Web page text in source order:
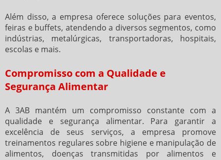
Além disso, a empresa oferece soluções para eventos,
feiras e buffets, atendendo a diversos segmentos, como
indústrias, metalúrgicas, transportadoras, hospitais,
escolas e mais.
Compromisso com a Qualidade e
Segurança Alimentar
A 3AB mantém um compromisso constante com a
qualidade e segurança alimentar. Para garantir a
excelência de seus serviços, a empresa promove
treinamentos regulares sobre higiene e manipulação de
alimentos, doenças transmitidas por alimentos e